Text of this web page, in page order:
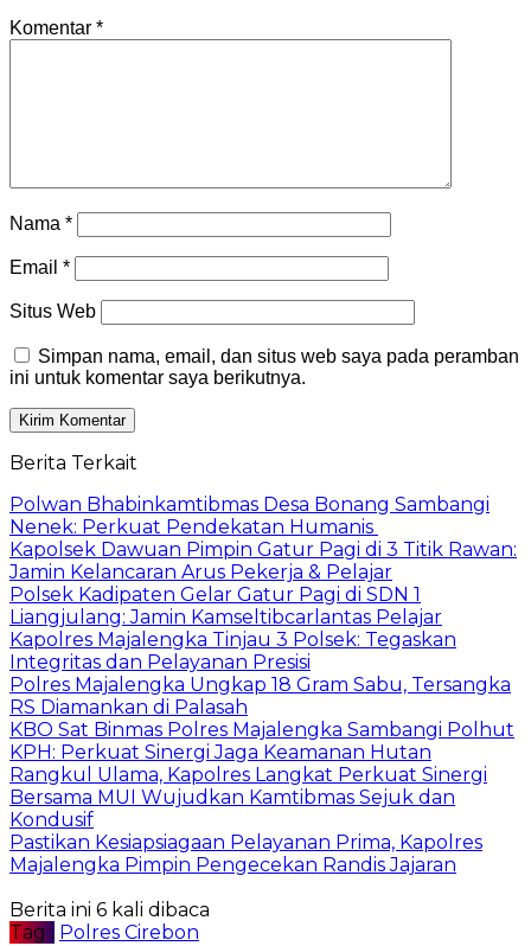
Komentar *
Nama *
Email *
Situs Web
Simpan nama, email, dan situs web saya pada peramban
ini untuk komentar saya berikutnya.
Berita Terkait
Polwan Bhabinkamtibmas Desa Bonang Sambangi
Nenek: Perkuat Pendekatan Humanis
Kapolsek Dawuan Pimpin Gatur Pagi di 3 Titik Rawan:
Jamin Kelancaran Arus Pekerja & Pelajar
Polsek Kadipaten Gelar Gatur Pagi di SDN 1
Liangjulang: Jamin Kamseltibcarlantas Pelajar
Kapolres Majalengka Tinjau 3 Polsek: Tegaskan
Integritas dan Pelayanan Presisi
Polres Majalengka Ungkap 18 Gram Sabu, Tersangka
RS Diamankan di Palasah
KBO Sat Binmas Polres Majalengka Sambangi Polhut
KPH: Perkuat Sinergi Jaga Keamanan Hutan
Rangkul Ulama, Kapolres Langkat Perkuat Sinergi
Bersama MUI Wujudkan Kamtibmas Sejuk dan
Kondusif
Pastikan Kesiapsiagaan Pelayanan Prima, Kapolres
Majalengka Pimpin Pengecekan Randis Jajaran
Berita ini 6 kali dibaca
Tag : Polres Cirebon